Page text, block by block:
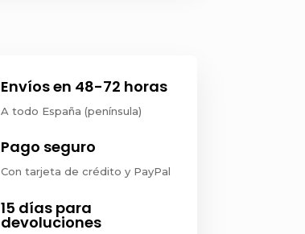
Envíos en 48-72 horas
A todo España (península)
Pago seguro
Con tarjeta de crédito y PayPal
15 días para
devoluciones